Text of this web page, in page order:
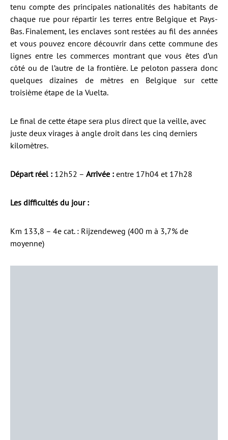
tenu compte des principales nationalités des habitants de
chaque rue pour répartir les terres entre Belgique et Pays-
Bas. Finalement, les enclaves sont restées au fil des années
et vous pouvez encore découvrir dans cette commune des
lignes entre les commerces montrant que vous êtes d’un
côté ou de l’autre de la frontière. Le peloton passera donc
quelques dizaines de mètres en Belgique sur cette
troisième étape de la Vuelta.
Le final de cette étape sera plus direct que la veille, avec
juste deux virages à angle droit dans les cinq derniers
kilomètres.
Départ réel : 12h52 – Arrivée : entre 17h04 et 17h28
Les difficultés du jour :
Km 133,8 – 4e cat. : Rijzendeweg (400 m à 3,7% de
moyenne)